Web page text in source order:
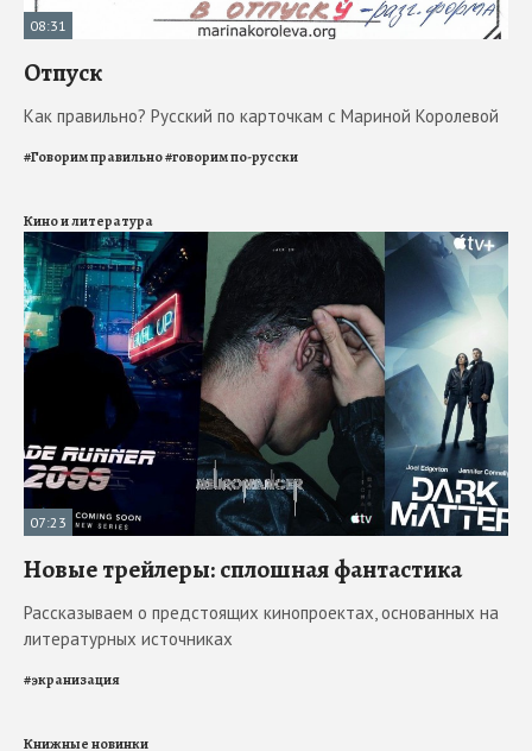
08:31
Отпуск
Как правильно? Русский по карточкам с Мариной Королевой
#Говорим правильно#говорим по-русски
Кино и литература
07:23
Новые трейлеры: сплошная фантастика
Рассказываем о предстоящих кинопроектах, основанных на
литературных источниках
#экранизация
Книжные новинки